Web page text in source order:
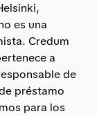
es una
Credum
a
de
préstamo
para los